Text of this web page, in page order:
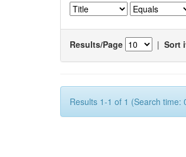
Results/Page | Sort
Results 1-1 of 1 (Search time: